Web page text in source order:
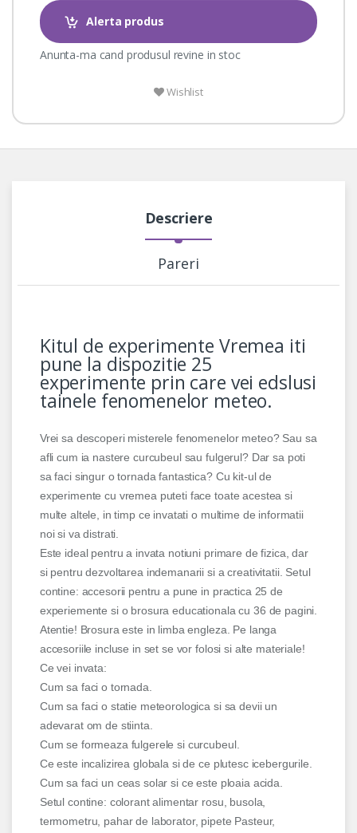
Alerta produs
Anunta-ma cand produsul revine in stoc
Wishlist
Descriere
Pareri
Kitul de experimente Vremea iti
pune la dispozitie 25
experimente prin care vei edslusi
tainele fenomenelor meteo.
Vrei sa descoperi misterele fenomenelor meteo? Sau sa
afli cum ia nastere curcubeul sau fulgerul? Dar sa poti
sa faci singur o tornada fantastica? Cu kit-ul de
experimente cu vremea puteti face toate acestea si
multe altele, in timp ce invatati o multime de informatii
noi si va distrati.
Este ideal pentru a invata notiuni primare de fizica, dar
si pentru dezvoltarea indemanarii si a creativitatii. Setul
contine: accesorii pentru a pune in practica 25 de
experiemente si o brosura educationala cu 36 de pagini.
Atentie! Brosura este in limba engleza. Pe langa
accesoriile incluse in set se vor folosi si alte materiale!
Ce vei invata:
Cum sa faci o tornada.
Cum sa faci o statie meteorologica si sa devii un
adevarat om de stiinta.
Cum se formeaza fulgerele si curcubeul.
Ce este incalizirea globala si de ce plutesc icebergurile.
Cum sa faci un ceas solar si ce este ploaia acida.
Setul contine: colorant alimentar rosu, busola,
termometru, pahar de laborator, pipete Pasteur,